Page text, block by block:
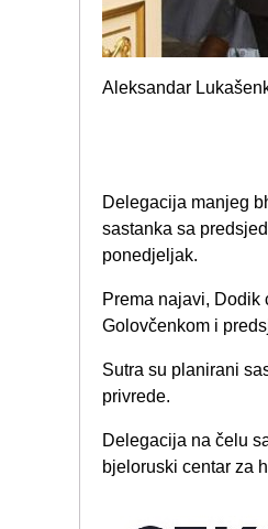
Aleksandar
Delegacija manjeg
sastanka sa
ponedjeljak.
Prema najavi, Dodik
Golovčenkom i
Sutra su planirani
privrede.
Delegacija na čelu
bjeloruski centar za